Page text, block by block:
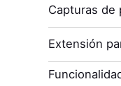
Capturas de
Extensión